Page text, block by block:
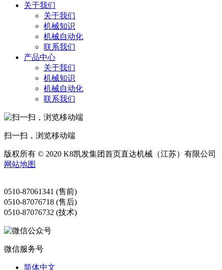
关于我们
关于我们
机械知识
机械自动化
联系我们
产品中心
关于我们
机械知识
机械自动化
联系我们
扫一扫，浏览移动端
版权所有 © 2020 K8凯发集团首页直达机械（江苏）有限公司
网站地图
0510-87061341 (售前)
0510-87076718 (售后)
0510-87076732 (技术)
微信服务号
简体中文